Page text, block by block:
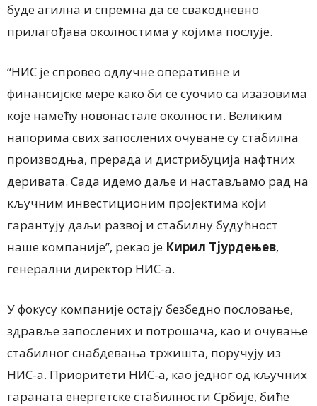
буде агилна и спремна да се свакодневно
прилагођава околностима у којима послује.
“НИС је спровео одлучне оперативне и
финансијске мере како би се суочио са изазовима
које намећу новонастале околности. Великим
напорима свих запослених очуване су стабилна
производња, прерада и дистрибуција нафтних
деривата. Сада идемо даље и настављамо рад на
кључним инвестиционим пројектима који
гарантују даљи развој и стабилну будућност
наше компаније”, рекао је Кирил Тјурдењев,
генерални директор НИС-а.
У фокусу компаније остају безбедно пословање,
здравље запослених и потрошача, као и очување
стабилног снабдевања тржишта, поручују из
НИС-а. Приоритети НИС-а, као једног од кључних
гараната енергетске стабилности Србије, биће